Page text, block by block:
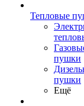
Тепловые
пушки
пушки
Ещё